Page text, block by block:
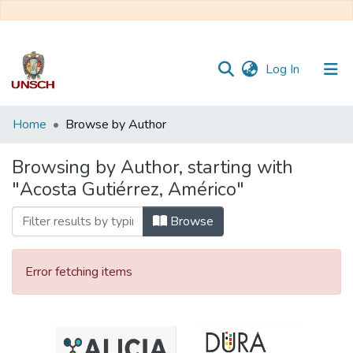
Log In (current)
Communities
Collections
All of DSpace
Home Browse by Author
Browsing by Author, starting with
"Acosta Gutiérrez, Américo"
Browse
Error fetching items